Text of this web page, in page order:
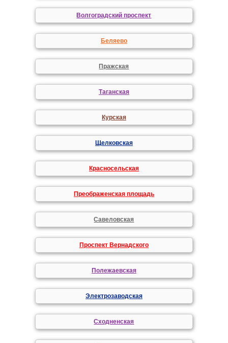
Волгоградский проспект
Беляево
Пражская
Таганская
Курская
Щелковская
Красносельская
Преображенская площадь
Савеловская
Проспект Вернадского
Полежаевская
Электрозаводская
Сходненская